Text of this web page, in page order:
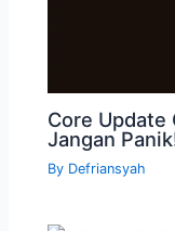
Core Update
Jangan
By Defriansyah